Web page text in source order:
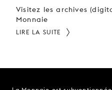
Visitez les archives
Monnaie
LIRE LA SUITE